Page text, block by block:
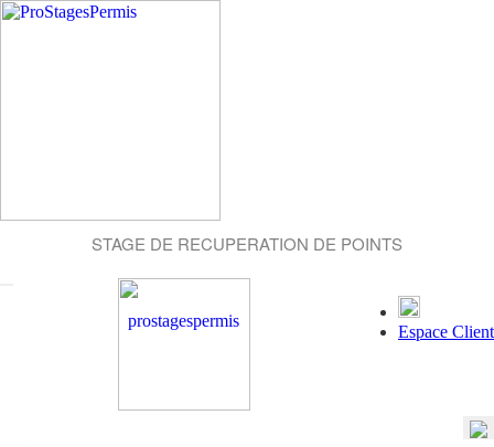
STAGE DE RECUPERATION DE POINTS
Espace Client